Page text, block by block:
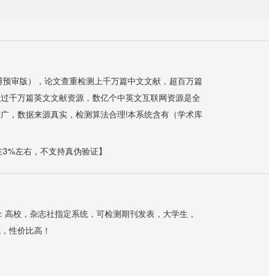
审版），论文查重检测上千万篇中文文献，超百万篇
千万篇英文文献资源，数亿个中英文互联网资源是全
，数据来源真实，检测算法合理!本系统含有（学术库
左右，不支持真伪验证】
校，杂志社指定系统，可检测期刊发表，大学生，
性价比高！